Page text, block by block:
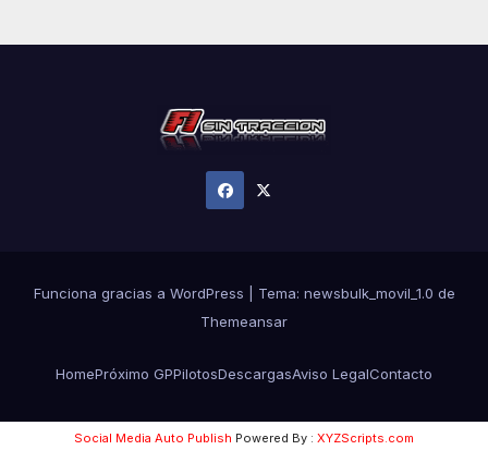
Funciona gracias a WordPress Tema: newsbulk_movil_1.0 de
Themeansar
HomePróximo GPPilotosDescargasAviso LegalContacto
Social Media Auto Publish Powered By : XYZScripts.com